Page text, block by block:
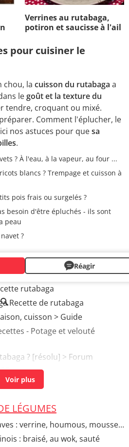
Verrines au rutabaga,
potiron et saucisse à l'ail
pour cuisiner le
chou, la cuisson du rutabaga a
legoût et la texture du
tendre, croquant ou mixé.
Comment l'éplucher, le
nos astuces pour quesa
.
? À l'eau, à la vapeur, au four ...
blancs ? Trempage et cuisson à
pois frais ou surgelés ?
besoin d'être épluchés - ils sont
peau
?
Réagir
rutabaga
Recette de rutabaga
cuisson > Guide
- Potage et velouté
? [résolu] > Forum
cuisson> Guide
> Accueil - Recettes
LÉGUMES
: verrine, houmous, mousse…
: braisé, au wok, sauté